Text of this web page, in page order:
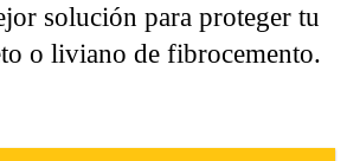
solución para proteger tu
o liviano de fibrocemento.